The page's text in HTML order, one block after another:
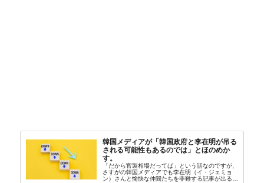
韓国メディアが「韓国政府と李在明が吊る
される可能性もあるのでは」とほのめか
す。
「だから官製相場だってば」という話なのですが、
さすがの韓国メディアでも李在明（イ・ジェミョ
ン）さんと愉快な仲間たちを非難する記事が出るよ